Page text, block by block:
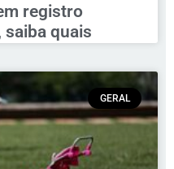
registro
quais
GERAL